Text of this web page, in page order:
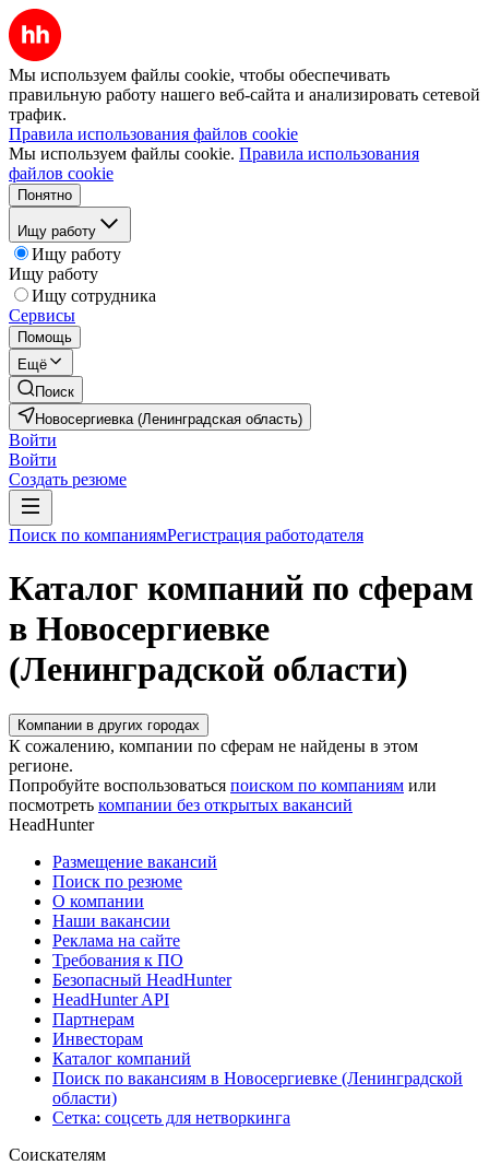
Мы используем файлы cookie, чтобы обеспечивать
правильную работу нашего веб-сайта и анализировать сетевой
трафик.
Правила использования файлов cookie
Мы используем файлы cookie. Правила использования
файлов cookie
Понятно
Ищу работу
Ищу работу
Ищу работу
Ищу сотрудника
Сервисы
Помощь
Ещё
Поиск
Новосергиевка (Ленинградская область)
Войти
Войти
Создать резюме
Поиск по компаниямРегистрация работодателя
Каталог компаний по сферам
в Новосергиевке
(Ленинградской области)
Компании в других городах
К сожалению, компании по сферам не найдены в этом
регионе.
Попробуйте воспользоваться поиском по компаниям или
посмотреть компании без открытых вакансий
HeadHunter
Размещение вакансий
Поиск по резюме
О компании
Наши вакансии
Реклама на сайте
Требования к ПО
Безопасный HeadHunter
HeadHunter API
Партнерам
Инвесторам
Каталог компаний
Поиск по вакансиям в Новосергиевке (Ленинградской
области)
Сетка: соцсеть для нетворкинга
Соискателям